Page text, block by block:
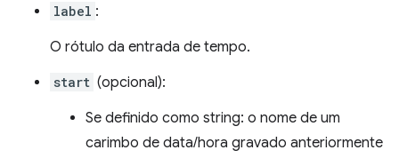
label :
O rótulo da entrada de tempo.
start (opcional):
Se definido como string: o nome de um
carimbo de data/hora gravado anteriormente